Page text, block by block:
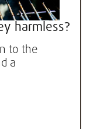
harmless?
to the
a